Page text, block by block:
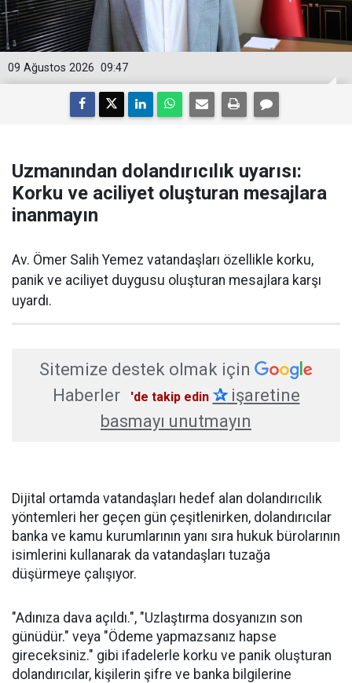
09:47
09 Ağustos 2026
Uzmanından dolandırıcılık uyarısı:
Korku ve aciliyet oluşturan mesajlara
inanmayın
Av. Ömer Salih Yemez vatandaşları özellikle korku,
panik ve aciliyet duygusu oluşturan mesajlara karşı
uyardı.
Sitemize destek olmak için
Haberler
'de takip edin ✰işaretine
basmayı unutmayın
Dijital ortamda vatandaşları hedef alan dolandırıcılık
yöntemleri her geçen gün çeşitlenirken, dolandırıcılar
banka ve kamu kurumlarının yanı sıra hukuk bürolarının
isimlerini kullanarak da vatandaşları tuzağa
düşürmeye çalışıyor.
"Adınıza dava açıldı.", "Uzlaştırma dosyanızın son
günüdür." veya "Ödeme yapmazsanız hapse
gireceksiniz." gibi ifadelerle korku ve panik oluşturan
dolandırıcılar, kişilerin şifre ve banka bilgilerine